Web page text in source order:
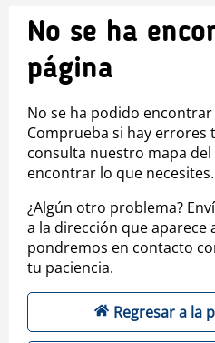
No se ha
página
No se ha podido
Comprueba si hay errores
consulta nuestro mapa
encontrar lo que necesites.
¿Algún otro problema?
a la dirección que aparece
pondremos en contacto
tu paciencia.
Regresar a la